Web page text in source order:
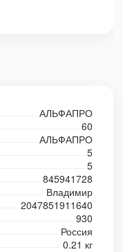
АЛЬФАПРО
60
АЛЬФАПРО
5
5
845941728
Владимир
2047851911640
930
Россия
0.21 кг